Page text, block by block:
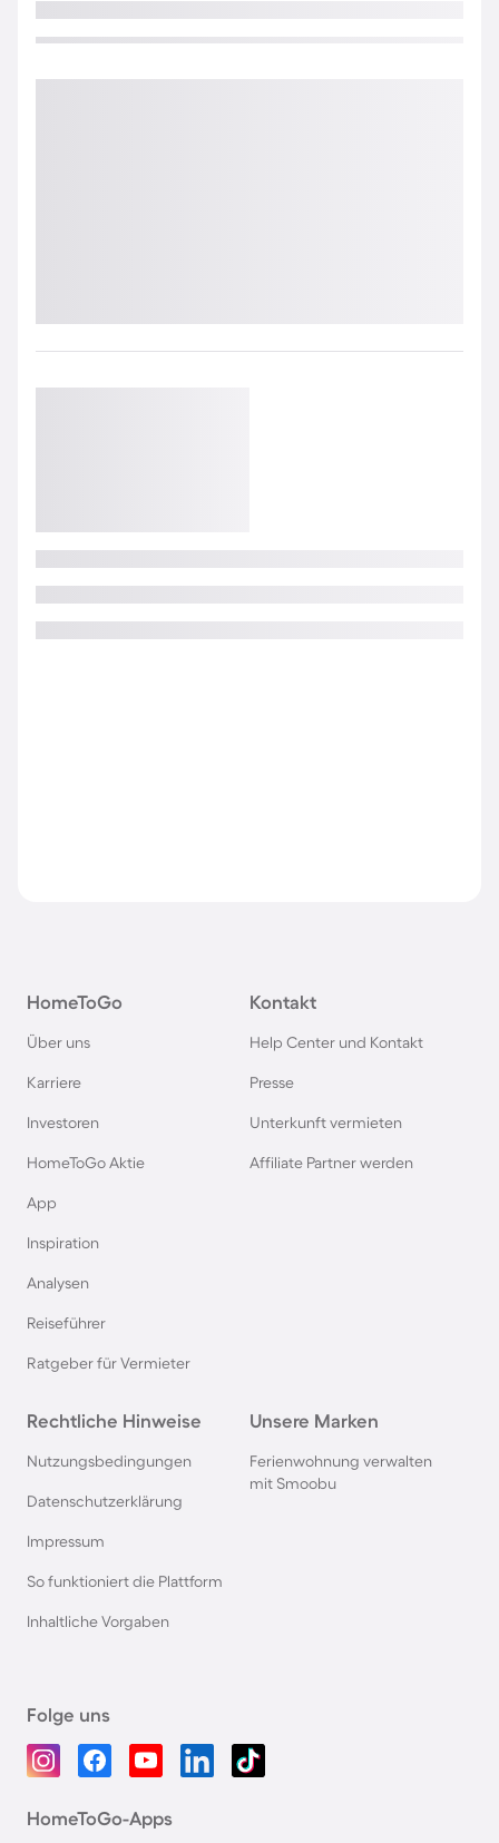
HomeToGo
Über uns
Karriere
Investoren
HomeToGo Aktie
App
Inspiration
Analysen
Reiseführer
Ratgeber für Vermieter
Kontakt
Help Center und Kontakt
Presse
Unterkunft vermieten
Affiliate Partner werden
Rechtliche Hinweise
Nutzungsbedingungen
Datenschutzerklärung
Impressum
So funktioniert die Plattform
Inhaltliche Vorgaben
Unsere Marken
Ferienwohnung verwalten
mit Smoobu
Folge uns
HomeToGo-Apps